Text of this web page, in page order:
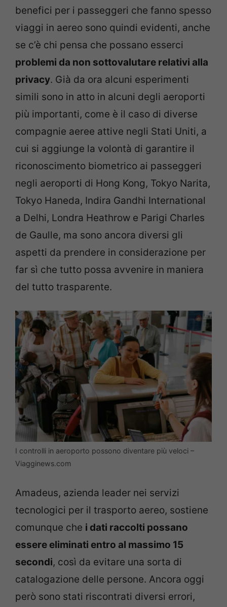
benefici per i passeggeri che fanno spesso
viaggi in aereo sono quindi evidenti, anche
se c’è chi pensa che possano esserci
problemi da non sottovalutare relativi alla
privacy. Già da ora alcuni esperimenti
simili sono in atto in alcuni degli aeroporti
più importanti, come è il caso di diverse
compagnie aeree attive negli Stati Uniti, a
cui si aggiunge la volontà di garantire il
riconoscimento biometrico ai passeggeri
negli aeroporti di Hong Kong, Tokyo Narita,
Tokyo Haneda, Indira Gandhi International
a Delhi, Londra Heathrow e Parigi Charles
de Gaulle, ma sono ancora diversi gli
aspetti da prendere in considerazione per
far sì che tutto possa avvenire in maniera
del tutto trasparente.
I controlli in aeroporto possono diventare più veloci –
Viagginews.com
Amadeus, azienda leader nei servizi
tecnologici per il trasporto aereo, sostiene
comunque che i dati raccolti possano
essere eliminati entro al massimo 15
secondi, così da evitare una sorta di
catalogazione delle persone. Ancora oggi
però sono stati riscontrati diversi errori,